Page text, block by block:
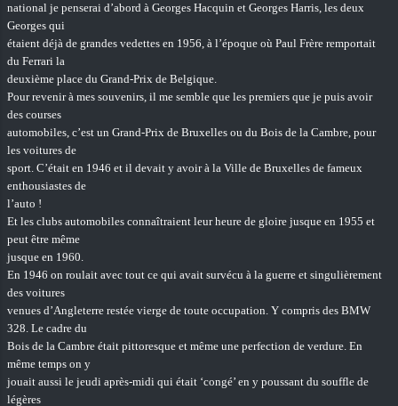
national je penserai d’abord à Georges Hacquin et Georges Harris, les deux
Georges qui
étaient déjà de grandes vedettes en 1956, à l’époque où Paul Frère remportait
du Ferrari la
deuxième place du Grand-Prix de Belgique.
Pour revenir à mes souvenirs, il me semble que les premiers que je puis avoir
des courses
automobiles, c’est un Grand-Prix de Bruxelles ou du Bois de la Cambre, pour
les voitures de
sport. C’était en 1946 et il devait y avoir à la Ville de Bruxelles de fameux
enthousiastes de
l’auto !
Et les clubs automobiles connaîtraient leur heure de gloire jusque en 1955 et
peut être même
jusque en 1960.
En 1946 on roulait avec tout ce qui avait survécu à la guerre et singulièrement
des voitures
venues d’Angleterre restée vierge de toute occupation. Y compris des BMW
328. Le cadre du
Bois de la Cambre était pittoresque et même une perfection de verdure. En
même temps on y
jouait aussi le jeudi après-midi qui était ‘congé’ en y poussant du souffle de
légères